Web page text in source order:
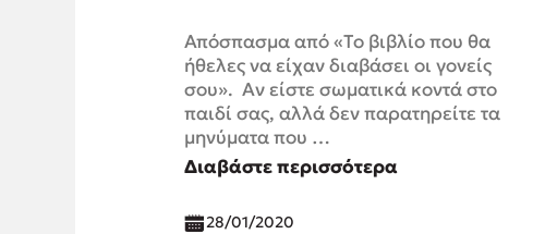
Απόσπασμα από «Το βιβλίο που θα
ήθελες να είχαν διαβάσει οι γονείς
σου». Αν είστε σωματικά κοντά στο
παιδί σας, αλλά δεν παρατηρείτε τα
μηνύματα που …
Διαβάστε περισσότερα
28/01/2020